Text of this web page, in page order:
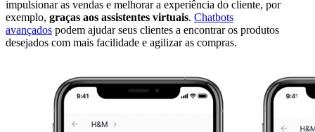
impulsionar as vendas e melhorar a experiência do cliente, por
exemplo, graças aos assistentes virtuais. Chatbots
avançados podem ajudar seus clientes a encontrar os produtos
desejados com mais facilidade e agilizar as compras.